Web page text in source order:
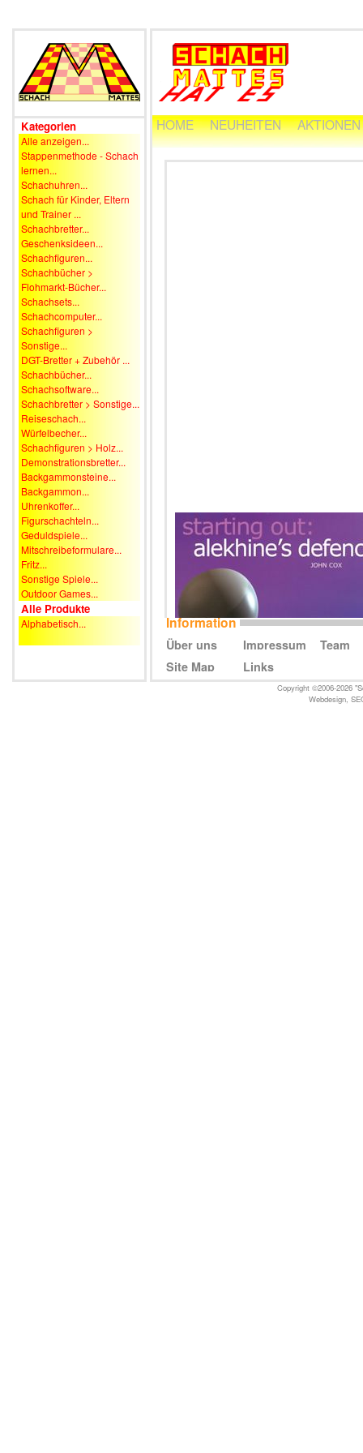
Kategorien
Alle anzeigen...
Stappenmethode - Schach
lernen...
Schachuhren...
Schach für Kinder, Eltern
und Trainer ...
Schachbretter...
Geschenksideen...
Schachfiguren...
Schachbücher >
Flohmarkt-Bücher...
Schachsets...
Schachcomputer...
Schachfiguren >
Sonstige...
DGT-Bretter + Zubehör ...
Schachbücher...
Schachsoftware...
Schachbretter > Sonstige...
Reiseschach...
Würfelbecher...
Schachfiguren > Holz...
Demonstrationsbretter...
Backgammonsteine...
Backgammon...
Uhrenkoffer...
Figurschachteln...
Geduldspiele...
Mitschreibeformulare...
Fritz...
Sonstige Spiele...
Outdoor Games...
Alle Produkte
Alphabetisch...
HOME NEUHEITEN AKTIONEN
Information
Über uns Impressum
Team
Site Map
Links
Copyright ©2006-2026
Webdesign,